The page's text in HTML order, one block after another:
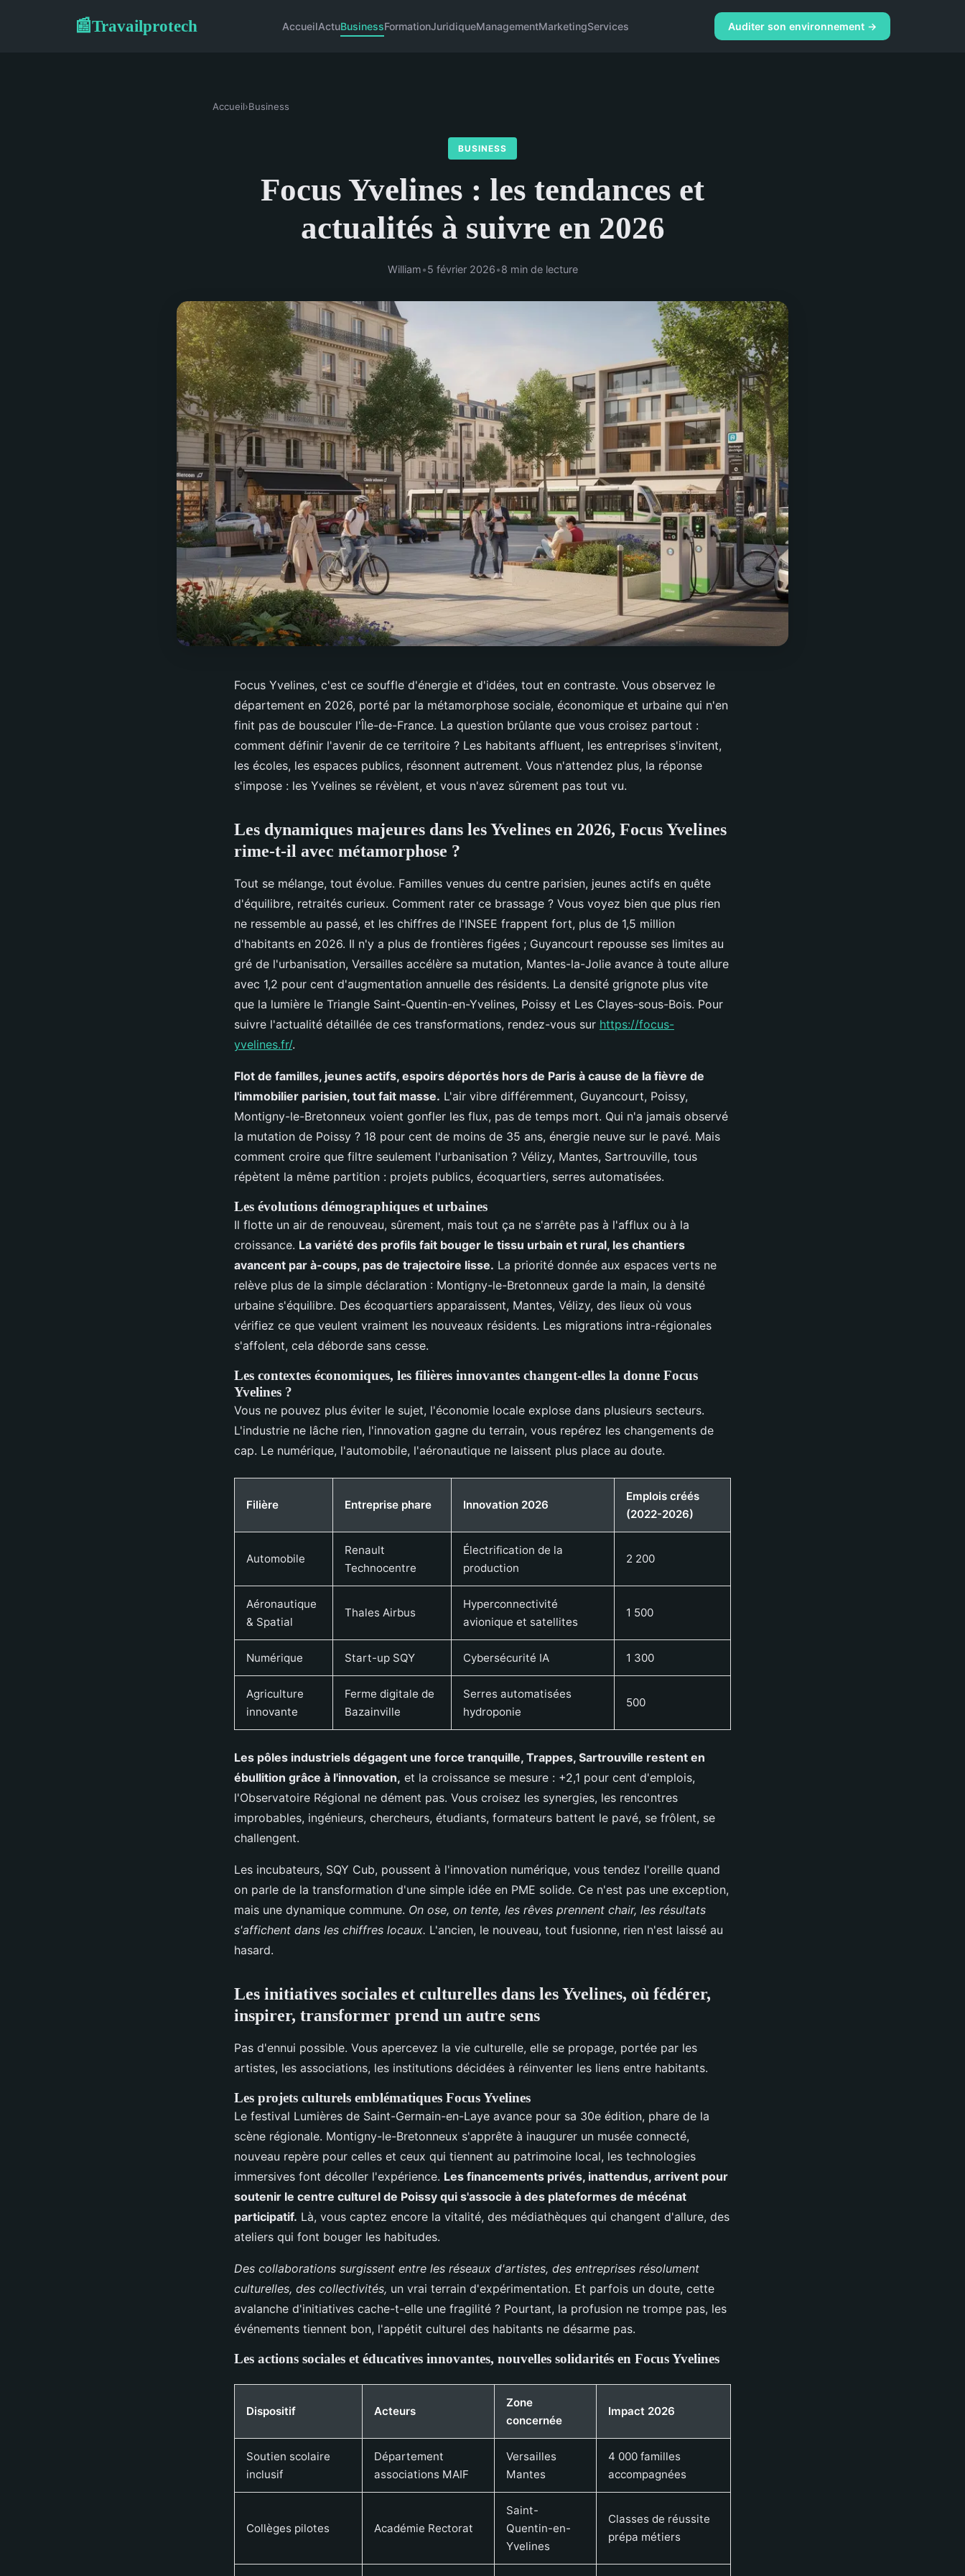
📰Travailprotech AccueilActuBusinessFormationJuridiqueManagementMarketingServices Auditer son environnement →
Accueil›Business
BUSINESS
Focus Yvelines : les tendances et
actualités à suivre en 2026
William•5 février 2026•8 min de lecture
Focus Yvelines, c'est ce souffle d'énergie et d'idées, tout en contraste. Vous observez le
département en 2026, porté par la métamorphose sociale, économique et urbaine qui n'en
finit pas de bousculer l'Île-de-France. La question brûlante que vous croisez partout :
comment définir l'avenir de ce territoire ? Les habitants affluent, les entreprises s'invitent,
les écoles, les espaces publics, résonnent autrement. Vous n'attendez plus, la réponse
s'impose : les Yvelines se révèlent, et vous n'avez sûrement pas tout vu.
Les dynamiques majeures dans les Yvelines en 2026, Focus Yvelines
rime-t-il avec métamorphose ?
Tout se mélange, tout évolue. Familles venues du centre parisien, jeunes actifs en quête
d'équilibre, retraités curieux. Comment rater ce brassage ? Vous voyez bien que plus rien
ne ressemble au passé, et les chiffres de l'INSEE frappent fort, plus de 1,5 million
d'habitants en 2026. Il n'y a plus de frontières figées ; Guyancourt repousse ses limites au
gré de l'urbanisation, Versailles accélère sa mutation, Mantes-la-Jolie avance à toute allure
avec 1,2 pour cent d'augmentation annuelle des résidents. La densité grignote plus vite
que la lumière le Triangle Saint-Quentin-en-Yvelines, Poissy et Les Clayes-sous-Bois. Pour
suivre l'actualité détaillée de ces transformations, rendez-vous sur https://focus-
yvelines.fr/.
Flot de familles, jeunes actifs, espoirs déportés hors de Paris à cause de la fièvre de
l'immobilier parisien, tout fait masse. L'air vibre différemment, Guyancourt, Poissy,
Montigny-le-Bretonneux voient gonfler les flux, pas de temps mort. Qui n'a jamais observé
la mutation de Poissy ? 18 pour cent de moins de 35 ans, énergie neuve sur le pavé. Mais
comment croire que filtre seulement l'urbanisation ? Vélizy, Mantes, Sartrouville, tous
répètent la même partition : projets publics, écoquartiers, serres automatisées.
Les évolutions démographiques et urbaines
Il flotte un air de renouveau, sûrement, mais tout ça ne s'arrête pas à l'afflux ou à la
croissance. La variété des profils fait bouger le tissu urbain et rural, les chantiers
avancent par à-coups, pas de trajectoire lisse. La priorité donnée aux espaces verts ne
relève plus de la simple déclaration : Montigny-le-Bretonneux garde la main, la densité
urbaine s'équilibre. Des écoquartiers apparaissent, Mantes, Vélizy, des lieux où vous
vérifiez ce que veulent vraiment les nouveaux résidents. Les migrations intra-régionales
s'affolent, cela déborde sans cesse.
Les contextes économiques, les filières innovantes changent-elles la donne Focus
Yvelines ?
Vous ne pouvez plus éviter le sujet, l'économie locale explose dans plusieurs secteurs.
L'industrie ne lâche rien, l'innovation gagne du terrain, vous repérez les changements de
cap. Le numérique, l'automobile, l'aéronautique ne laissent plus place au doute.
Filière Entreprise phare Innovation 2026
Emplois créés
(2022-2026)
Automobile
Renault
Technocentre
Électrification de la
production
2 200
Aéronautique
& Spatial
Thales Airbus
Hyperconnectivité
avionique et satellites
1 500
Numérique Start-up SQY Cybersécurité IA 1 300
Agriculture
innovante
Ferme digitale de
Bazainville
Serres automatisées
hydroponie
500
Les pôles industriels dégagent une force tranquille, Trappes, Sartrouville restent en
ébullition grâce à l'innovation, et la croissance se mesure : +2,1 pour cent d'emplois,
l'Observatoire Régional ne dément pas. Vous croisez les synergies, les rencontres
improbables, ingénieurs, chercheurs, étudiants, formateurs battent le pavé, se frôlent, se
challengent.
Les incubateurs, SQY Cub, poussent à l'innovation numérique, vous tendez l'oreille quand
on parle de la transformation d'une simple idée en PME solide. Ce n'est pas une exception,
mais une dynamique commune. On ose, on tente, les rêves prennent chair, les résultats
s'affichent dans les chiffres locaux. L'ancien, le nouveau, tout fusionne, rien n'est laissé au
hasard.
Les initiatives sociales et culturelles dans les Yvelines, où fédérer,
inspirer, transformer prend un autre sens
Pas d'ennui possible. Vous apercevez la vie culturelle, elle se propage, portée par les
artistes, les associations, les institutions décidées à réinventer les liens entre habitants.
Les projets culturels emblématiques Focus Yvelines
Le festival Lumières de Saint-Germain-en-Laye avance pour sa 30e édition, phare de la
scène régionale. Montigny-le-Bretonneux s'apprête à inaugurer un musée connecté,
nouveau repère pour celles et ceux qui tiennent au patrimoine local, les technologies
immersives font décoller l'expérience. Les financements privés, inattendus, arrivent pour
soutenir le centre culturel de Poissy qui s'associe à des plateformes de mécénat
participatif. Là, vous captez encore la vitalité, des médiathèques qui changent d'allure, des
ateliers qui font bouger les habitudes.
Des collaborations surgissent entre les réseaux d'artistes, des entreprises résolument
culturelles, des collectivités, un vrai terrain d'expérimentation. Et parfois un doute, cette
avalanche d'initiatives cache-t-elle une fragilité ? Pourtant, la profusion ne trompe pas, les
événements tiennent bon, l'appétit culturel des habitants ne désarme pas.
Les actions sociales et éducatives innovantes, nouvelles solidarités en Focus Yvelines
Dispositif Acteurs
Zone
concernée
Impact 2026
Soutien scolaire
inclusif
Département
associations MAIF
Versailles
Mantes
4 000 familles
accompagnées
Collèges pilotes Académie Rectorat
Saint-
Quentin-en-
Yvelines
Classes de réussite
prépa métiers